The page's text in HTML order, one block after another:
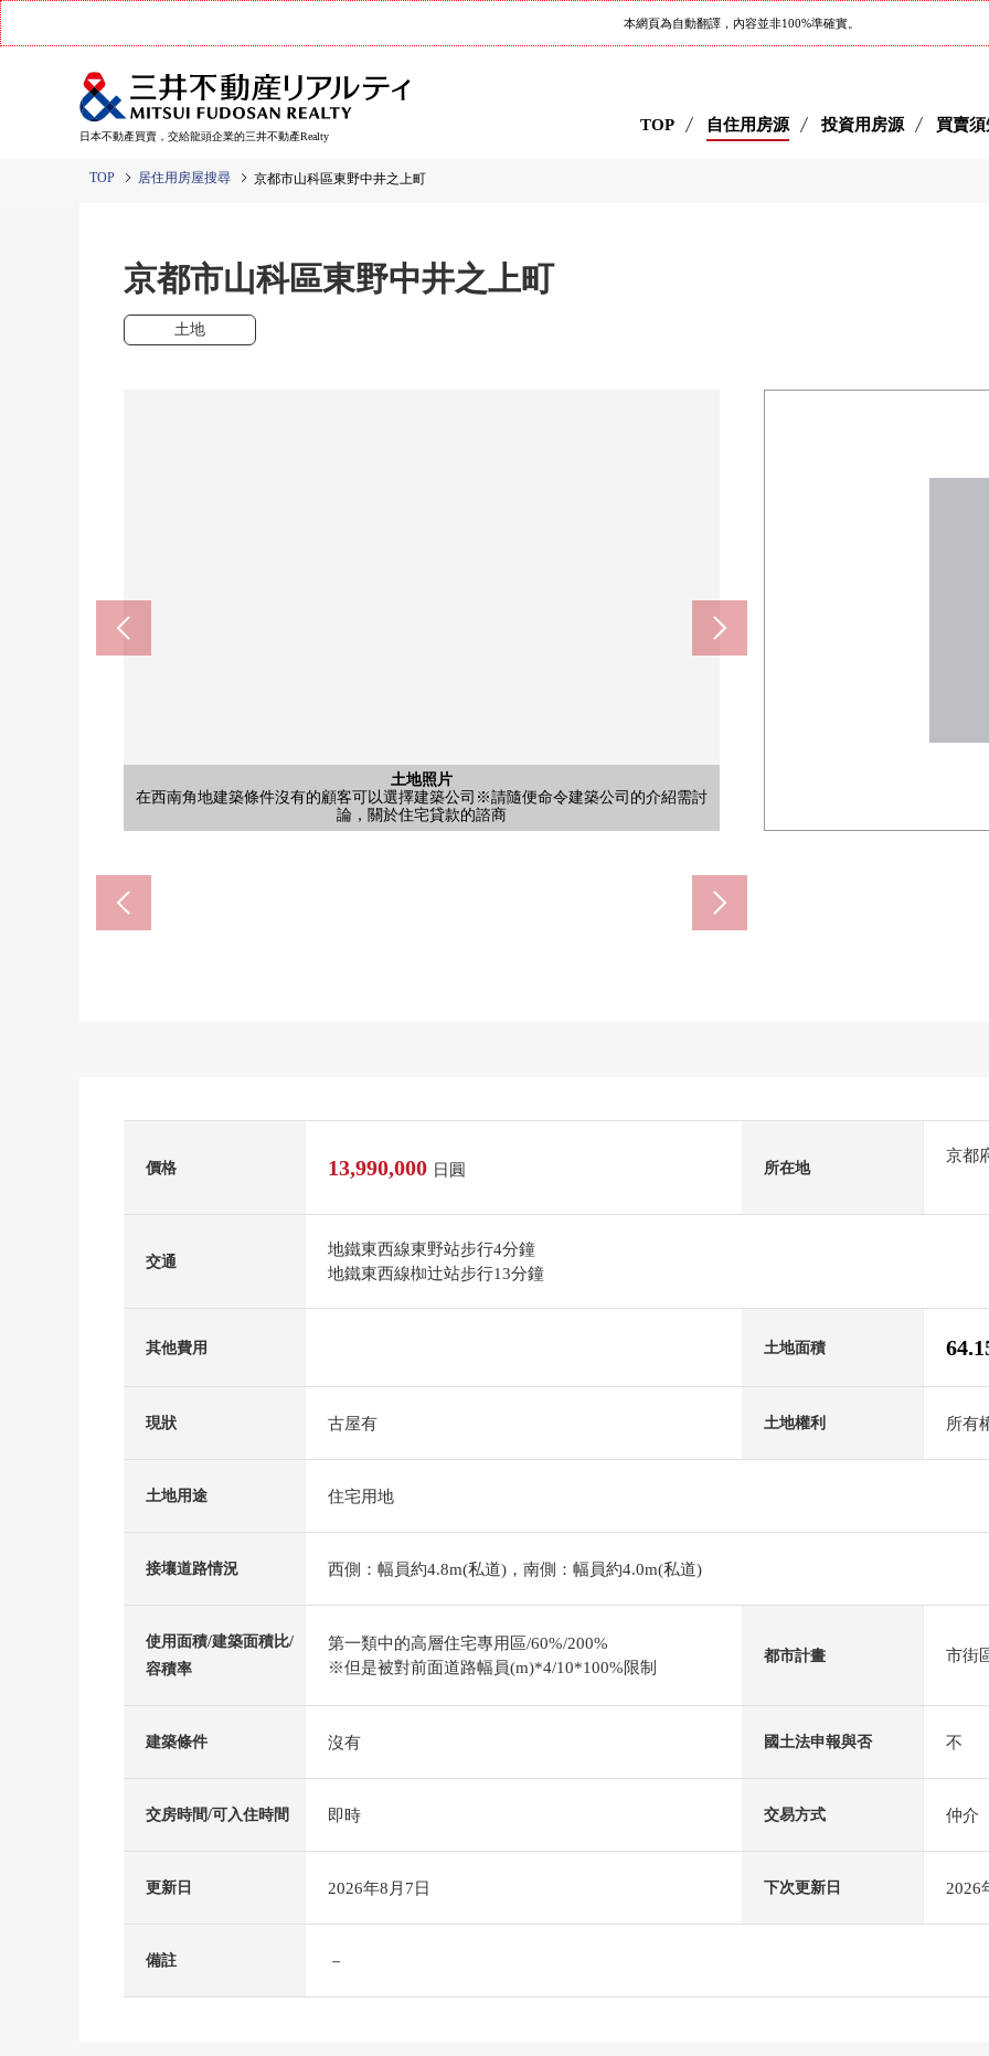
本網頁為自動翻譯，內容並非100%準確實。
日本不動產買賣，交給龍頭企業的三井不動產Realty
TOP 自住用房源 投資用房源 買賣須
TOP 居住用房屋搜尋 京都市山科區東野中井之上町
京都市山科區東野中井之上町
土地
土地照片
在西南角地建築條件沒有的顧客可以選擇建築公司※請隨便命令建築公司的介紹需討
論，關於住宅貸款的諮商
土地照片
在不作為有建築條件的住宅用地銷售的顧客可以選擇建築公司※請隨便命令建築公司的
介紹需討論，關於住宅貸款的諮商
含有前面道路的外觀
西側道路
含有前面道路的外觀
南側前面道路
含有前面道路的外觀
西側前面道路
土地照片
在不作為有建築條件的住宅用地銷售的顧客可以選擇建築公司※請隨便命令建築公司的
介紹需討論，關於住宅貸款的諮商
土地照片
在不作為有建築條件的住宅用地銷售的顧客可以選擇建築公司※請隨便命令建築公司的
介紹需討論，關於住宅貸款的諮商
土地照片
在不作為有建築條件的住宅用地銷售的顧客可以選擇建築公司※請隨便命令建築公司的
介紹需討論，關於住宅貸款的諮商
東野站(京都地鐵東西線)(約380m)
步行5分鐘。
rakuto山科購物中心(約1280m)
步行16分鐘。
價格 13,990,000 日圓 所在地
京都
交通
地鐵東西線東野站步行4分鐘
地鐵東西線椥辻站步行13分鐘
其他費用 土地面積
現狀 古屋有 土地權利 所有
土地用途 住宅用地
接壤道路情況 西側：幅員約4.8m(私道)，南側：幅員約4.0m(私道)
使用面積/建築面積比/
容積率
第一類中的高層住宅專用區/60%/200%
※但是被對前面道路幅員(m)*4/10*100%限制
都市計畫 市街
建築條件 沒有 國土法申報與否 不
交房時間/可入住時間 即時 交易方式 仲介
更新日 2026年8月7日 下次更新日 2026
備註 －